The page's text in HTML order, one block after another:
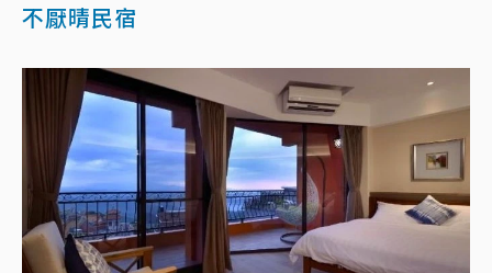
不厭晴民宿